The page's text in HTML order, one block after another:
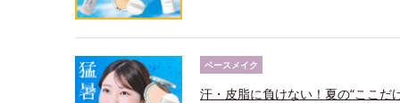
ベースメイク
汗・皮脂に負けない！夏の“ここだ